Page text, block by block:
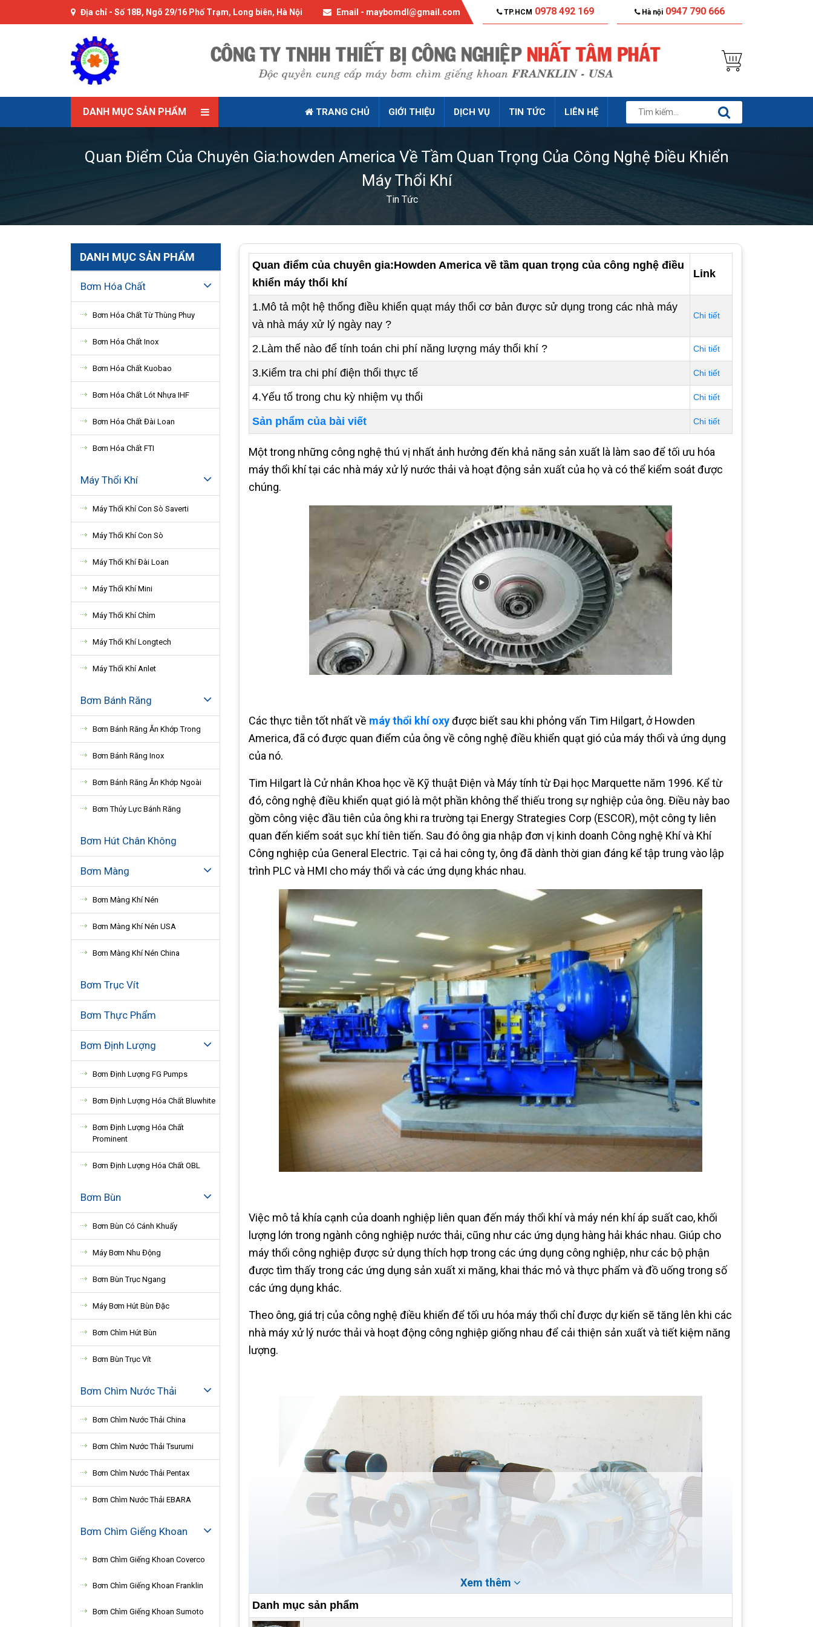
Địa chỉ - Số 18B, Ngõ 29/16 Phố Trạm, Long biên, Hà Nội Email - maybomdl@gmail.com TP.HCM 0978 492 169 Hà nội 0947 790 666
DANH MỤC SẢN PHẨM TRANG CHỦ GIỚI THIỆU DỊCH VỤ TIN TỨC LIÊN HỆ
Quan Điểm Của Chuyên Gia:howden America Về Tầm Quan Trọng Của Công Nghệ Điều Khiển
Máy Thổi Khí
Tin Tức
DANH MỤC SẢN PHẨM
Bơm Hóa Chất
Bơm Hóa Chất Từ Thùng Phuy
Bơm Hóa Chất Inox
Bơm Hóa Chất Kuobao
Bơm Hóa Chất Lót Nhựa IHF
Bơm Hóa Chất Đài Loan
Bơm Hóa Chất FTI
Máy Thổi Khí
Máy Thổi Khí Con Sò Saverti
Máy Thổi Khí Con Sò
Máy Thổi Khí Đài Loan
Máy Thổi Khí Mini
Máy Thổi Khí Chìm
Máy Thổi Khí Longtech
Máy Thổi Khí Anlet
Bơm Bánh Răng
Bơm Bánh Răng Ăn Khớp Trong
Bơm Bánh Răng Inox
Bơm Bánh Răng Ăn Khớp Ngoài
Bơm Thủy Lực Bánh Răng
Bơm Hút Chân Không
Bơm Màng
Bơm Màng Khí Nén
Bơm Màng Khí Nén USA
Bơm Màng Khí Nén China
Bơm Trục Vít
Bơm Thực Phẩm
Bơm Định Lượng
Bơm Định Lượng FG Pumps
Bơm Định Lượng Hóa Chất Bluwhite
Bơm Định Lượng Hóa Chất
Prominent
Bơm Định Lượng Hóa Chất OBL
Bơm Bùn
Bơm Bùn Có Cánh Khuấy
Máy Bơm Nhu Động
Bơm Bùn Trục Ngang
Máy Bơm Hút Bùn Đặc
Bơm Chìm Hút Bùn
Bơm Bùn Trục Vít
Bơm Chìm Nước Thải
Bơm Chìm Nước Thải China
Bơm Chìm Nước Thải Tsurumi
Bơm Chìm Nước Thải Pentax
Bơm Chìm Nước Thải EBARA
Bơm Chìm Giếng Khoan
Bơm Chìm Giếng Khoan Coverco
Bơm Chìm Giếng Khoan Franklin
Bơm Chìm Giếng Khoan Sumoto
Quan điểm của chuyên gia:Howden America về tầm quan trọng của công nghệ điều
khiển máy thổi khí
Link
1.Mô tả một hệ thống điều khiển quạt máy thổi cơ bản được sử dụng trong các nhà máy
và nhà máy xử lý ngày nay ?
Chi tiết
2.Làm thế nào để tính toán chi phí năng lượng máy thổi khí ? Chi tiết
3.Kiểm tra chi phí điện thổi thực tế Chi tiết
4.Yếu tố trong chu kỳ nhiệm vụ thổi Chi tiết
Sản phẩm của bài viết Chi tiết
Một trong những công nghệ thú vị nhất ảnh hưởng đến khả năng sản xuất là làm sao để tối ưu hóa
máy thổi khí tại các nhà máy xử lý nước thải và hoạt động sản xuất của họ và có thể kiểm soát được
chúng.
Các thực tiễn tốt nhất về máy thổi khí oxyđược biết sau khi phỏng vấn Tim Hilgart, ở Howden
America, đã có được quan điểm của ông về công nghệ điều khiển quạt gió của máy thổi và ứng dụng
của nó.
Tim Hilgart là Cử nhân Khoa học về Kỹ thuật Điện và Máy tính từ Đại học Marquette năm 1996. Kể từ
đó, công nghệ điều khiển quạt gió là một phần không thể thiếu trong sự nghiệp của ông. Điều này bao
gồm công việc đầu tiên của ông khi ra trường tại Energy Strategies Corp (ESCOR), một công ty liên
quan đến kiểm soát sục khí tiên tiến. Sau đó ông gia nhập đơn vị kinh doanh Công nghệ Khí và Khí
Công nghiệp của General Electric. Tại cả hai công ty, ông đã dành thời gian đáng kể tập trung vào lập
trình PLC và HMI cho máy thổi và các ứng dụng khác nhau.
Việc mô tả khía cạnh của doanh nghiệp liên quan đến máy thổi khí và máy nén khí áp suất cao, khối
lượng lớn trong ngành công nghiệp nước thải, cũng như các ứng dụng hàng hải khác nhau. Giúp cho
máy thổi công nghiệp được sử dụng thích hợp trong các ứng dụng công nghiệp, như các bộ phận
được tìm thấy trong các ứng dụng sản xuất xi măng, khai thác mỏ và thực phẩm và đồ uống trong số
các ứng dụng khác.
Theo ông, giá trị của công nghệ điều khiển để tối ưu hóa máy thổi chỉ được dự kiến sẽ tăng lên khi các
nhà máy xử lý nước thải và hoạt động công nghiệp giống nhau để cải thiện sản xuất và tiết kiệm năng
lượng.
Xem thêm
Danh mục sản phẩm